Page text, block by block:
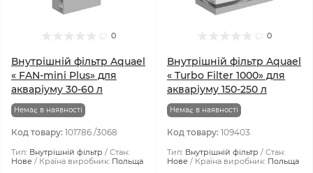
0
Внутрішній фільтр Aquael
« FAN-mini Plus» для
акваріуму 30-60 л
Немає в наявності
Код товару: 101786 /3068
Тип: Внутрішній фільтр
Стан:
Нове
Країна виробник: Польща
0
Внутрішній фільтр Aquael
« Turbo Filter 1000» для
акваріуму 150-250 л
Немає в наявності
Код товару: 109403
Тип: Внутрішній фільтр
Стан:
Нове
Країна виробник: Польща